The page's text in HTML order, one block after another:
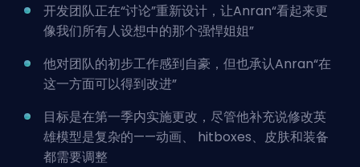
开发团队正在“讨论”重新设计，让Anran“看起来更
像我们所有人设想中的那个强悍姐姐”
他对团队的初步工作感到自豪，但也承认Anran“在
这一方面可以得到改进”
目标是在第一季内实施更改，尽管他补充说修改英
雄模型是复杂的——动画、 hitboxes、皮肤和装备
都需要调整